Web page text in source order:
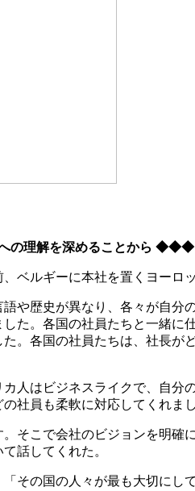
の理解を深めることから ◆◆◆
ベルギーに本社を置くヨーロ
や歴史が異なり、各々が自分
た。各国の社員たちと一緒に
。各国の社員たちは、社長が
人はビジネスライクで、自分
社員も柔軟に対応してくれまし
そこで会社のビジョンを明確
話してくれた。
その国の人々が最も大切にし